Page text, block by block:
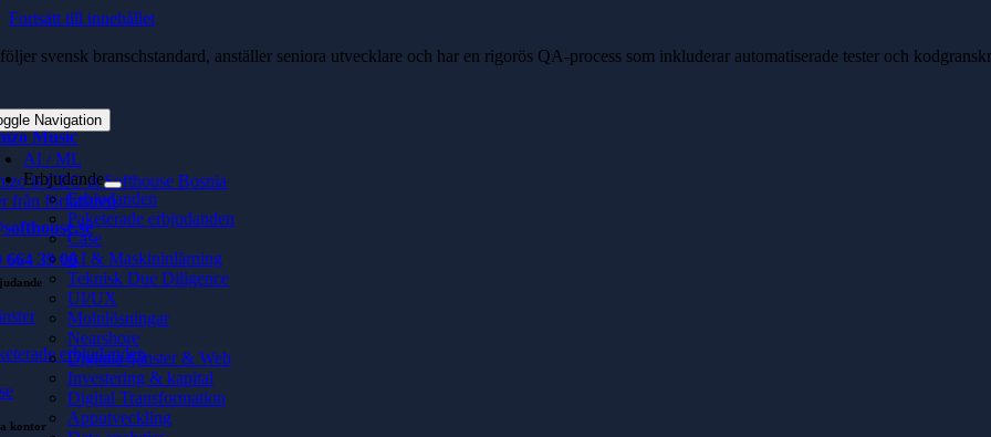
Fortsätt till innehållet
Navigation
AI / ML
Erbjudande
Erbjudanden
Paketerade erbjudanden
Case
AI & Maskininlärning
Teknisk Due Diligence
UI/UX
Molnlösningar
Nearshore
Digitala tjänster & Web
Investering & kapital
Digital Transformation
Apputveckling
svensk branschstandard, anställer seniora utvecklare och har en rigorös QA-process som inkluderar automatiserade tester och
Music
is CEO at Softhouse Bosnia
från författaren
664 39 00
erbjudanden
kontor